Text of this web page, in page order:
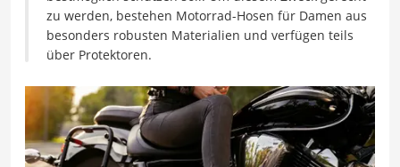
zu werden, bestehen Motorrad-Hosen für Damen aus
besonders robusten Materialien und verfügen teils
über Protektoren.